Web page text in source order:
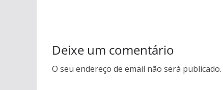
Deixe um comentário
O seu endereço de email não será publicado.